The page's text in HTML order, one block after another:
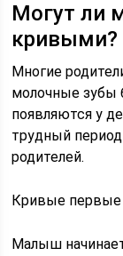
Могут ли
кривыми?
Многие
молочные
появляются у
трудный
родителей.
Кривые
Малыш